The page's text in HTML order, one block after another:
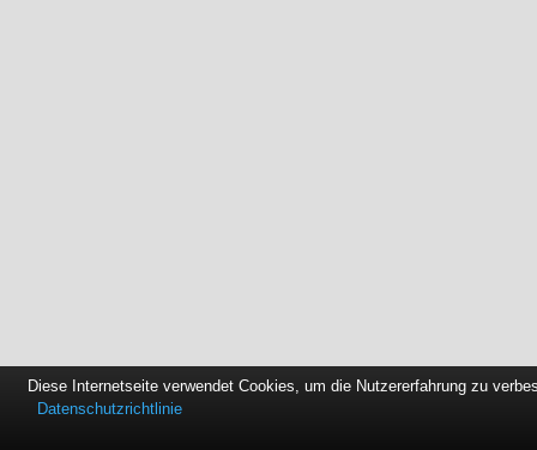
Diese Internetseite verwendet Cookies, um die Nutzererfahrung zu
Datenschutzrichtlinie